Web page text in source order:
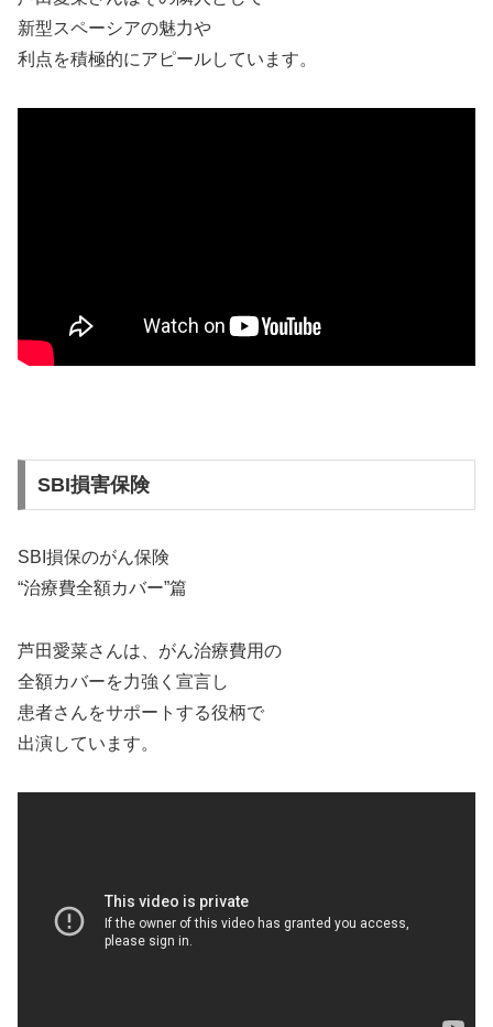
新型スペーシアの魅力や
利点を積極的にアピールしています。
SBI損害保険
SBI損保のがん保険
“治療費全額カバー”篇
芦田愛菜さんは、がん治療費用の
全額カバーを力強く宣言し
患者さんをサポートする役柄で
出演しています。